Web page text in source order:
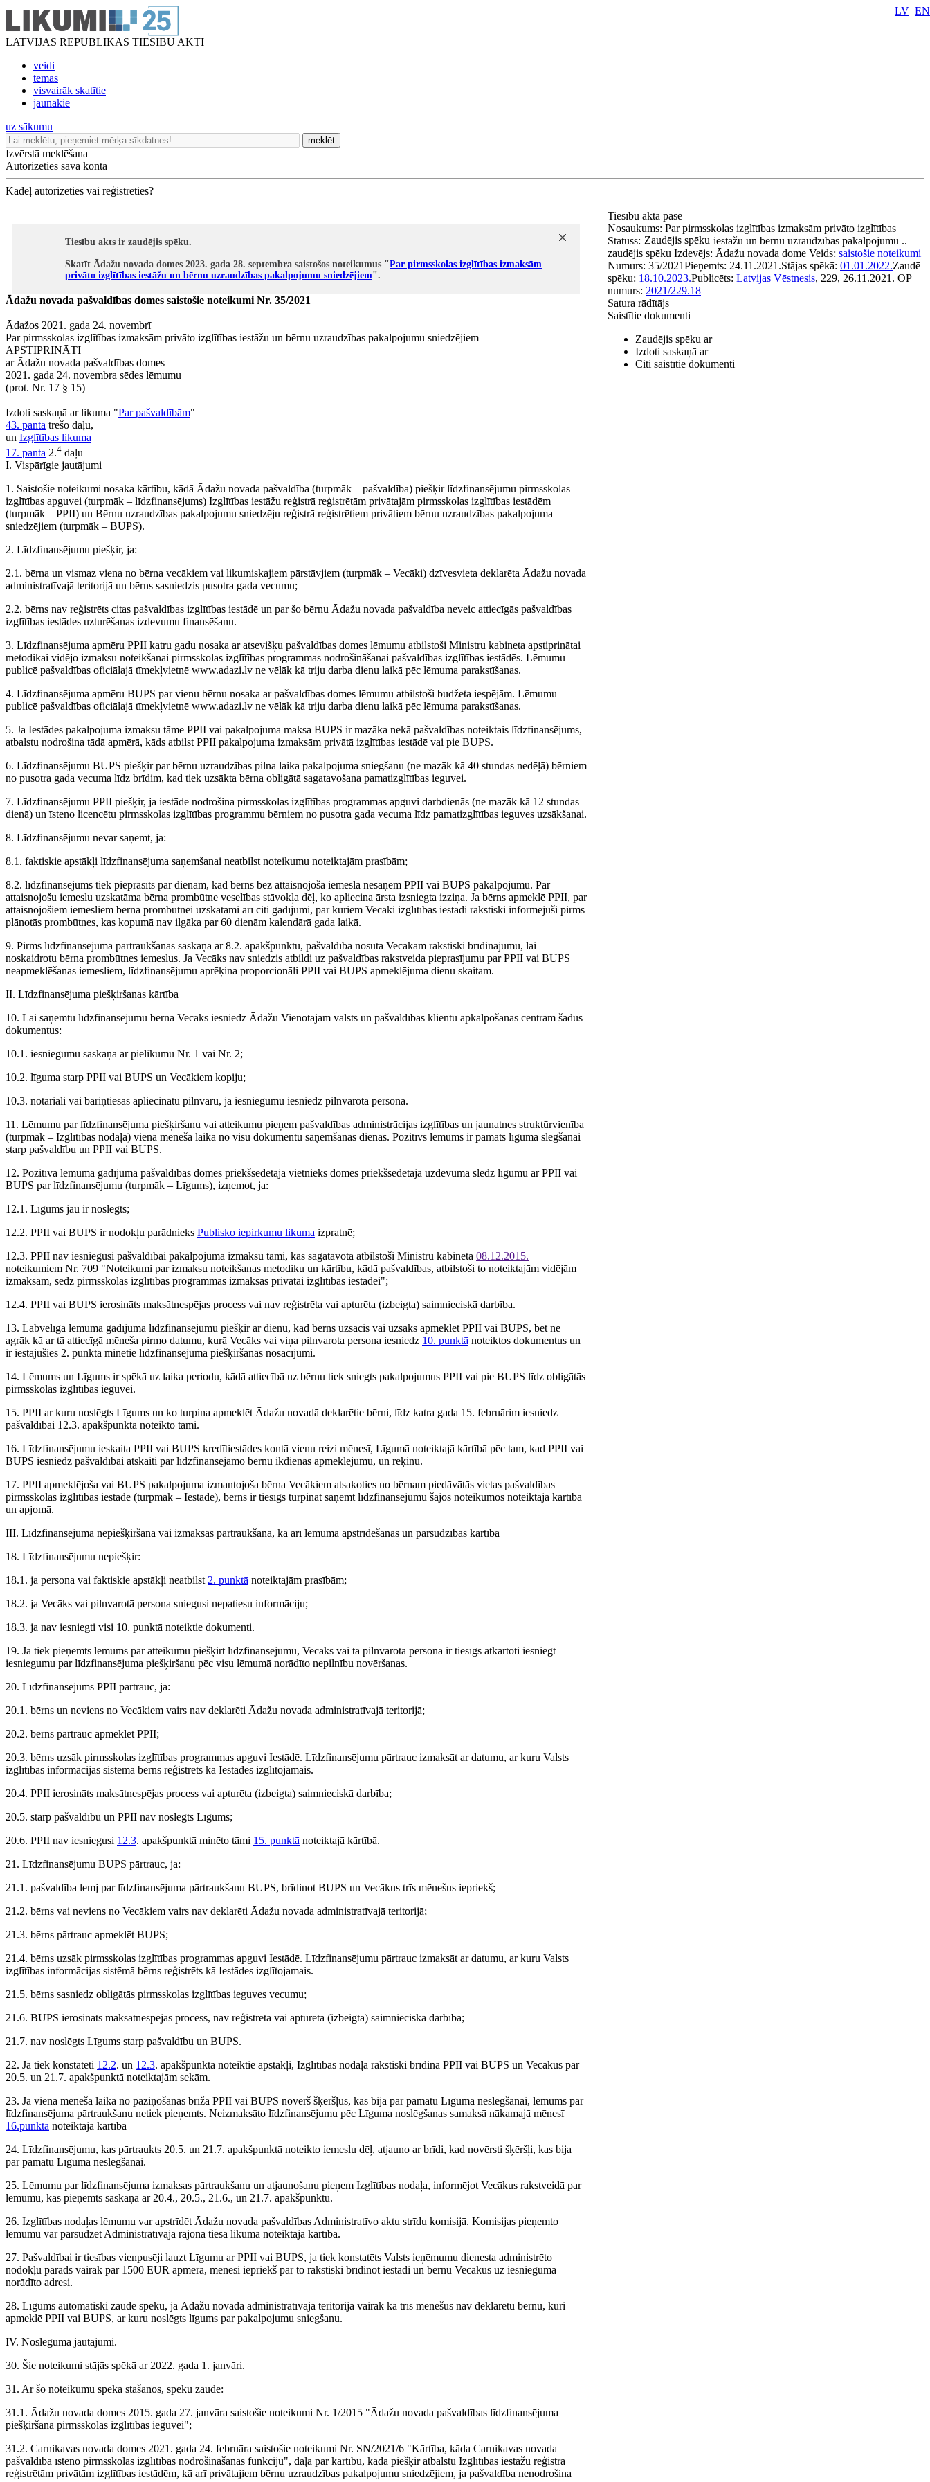
LATVIJAS REPUBLIKAS TIESĪBU AKTI
veidi
tēmas
visvairāk skatītie
jaunākie
LV EN
uz sākumu
meklēt
Izvērstā meklēšana
Autorizēties savā kontā
Kādēļ autorizēties vai reģistrēties?
Tiesību akts ir zaudējis spēku.
Skatīt Ādažu novada domes 2023. gada 28. septembra saistošos noteikumus "Par pirmsskolas izglītības izmaksām
privāto izglītības iestāžu un bērnu uzraudzības pakalpojumu sniedzējiem".
Ādažu novada pašvaldības domes saistošie noteikumi Nr. 35/2021
Ādažos 2021. gada 24. novembrī
Par pirmsskolas izglītības izmaksām privāto izglītības iestāžu un bērnu uzraudzības pakalpojumu sniedzējiem
APSTIPRINĀTI
ar Ādažu novada pašvaldības domes
2021. gada 24. novembra sēdes lēmumu
(prot. Nr. 17 § 15)
Izdoti saskaņā ar likuma "Par pašvaldībām"
43. panta trešo daļu,
un Izglītības likuma
17. panta 2.4 daļu
I. Vispārīgie jautājumi
1. Saistošie noteikumi nosaka kārtību, kādā Ādažu novada pašvaldība (turpmāk – pašvaldība) piešķir līdzfinansējumu pirmsskolas
izglītības apguvei (turpmāk – līdzfinansējums) Izglītības iestāžu reģistrā reģistrētām privātajām pirmsskolas izglītības iestādēm
(turpmāk – PPII) un Bērnu uzraudzības pakalpojumu sniedzēju reģistrā reģistrētiem privātiem bērnu uzraudzības pakalpojuma
sniedzējiem (turpmāk – BUPS).
2. Līdzfinansējumu piešķir, ja:
2.1. bērna un vismaz viena no bērna vecākiem vai likumiskajiem pārstāvjiem (turpmāk – Vecāki) dzīvesvieta deklarēta Ādažu novada
administratīvajā teritorijā un bērns sasniedzis pusotra gada vecumu;
2.2. bērns nav reģistrēts citas pašvaldības izglītības iestādē un par šo bērnu Ādažu novada pašvaldība neveic attiecīgās pašvaldības
izglītības iestādes uzturēšanas izdevumu finansēšanu.
3. Līdzfinansējuma apmēru PPII katru gadu nosaka ar atsevišķu pašvaldības domes lēmumu atbilstoši Ministru kabineta apstiprinātai
metodikai vidējo izmaksu noteikšanai pirmsskolas izglītības programmas nodrošināšanai pašvaldības izglītības iestādēs. Lēmumu
publicē pašvaldības oficiālajā tīmekļvietnē www.adazi.lv ne vēlāk kā triju darba dienu laikā pēc lēmuma parakstīšanas.
4. Līdzfinansējuma apmēru BUPS par vienu bērnu nosaka ar pašvaldības domes lēmumu atbilstoši budžeta iespējām. Lēmumu
publicē pašvaldības oficiālajā tīmekļvietnē www.adazi.lv ne vēlāk kā triju darba dienu laikā pēc lēmuma parakstīšanas.
5. Ja Iestādes pakalpojuma izmaksu tāme PPII vai pakalpojuma maksa BUPS ir mazāka nekā pašvaldības noteiktais līdzfinansējums,
atbalstu nodrošina tādā apmērā, kāds atbilst PPII pakalpojuma izmaksām privātā izglītības iestādē vai pie BUPS.
6. Līdzfinansējumu BUPS piešķir par bērnu uzraudzības pilna laika pakalpojuma sniegšanu (ne mazāk kā 40 stundas nedēļā) bērniem
no pusotra gada vecuma līdz brīdim, kad tiek uzsākta bērna obligātā sagatavošana pamatizglītības ieguvei.
7. Līdzfinansējumu PPII piešķir, ja iestāde nodrošina pirmsskolas izglītības programmas apguvi darbdienās (ne mazāk kā 12 stundas
dienā) un īsteno licencētu pirmsskolas izglītības programmu bērniem no pusotra gada vecuma līdz pamatizglītības ieguves uzsākšanai.
8. Līdzfinansējumu nevar saņemt, ja:
8.1. faktiskie apstākļi līdzfinansējuma saņemšanai neatbilst noteikumu noteiktajām prasībām;
8.2. līdzfinansējums tiek pieprasīts par dienām, kad bērns bez attaisnojoša iemesla nesaņem PPII vai BUPS pakalpojumu. Par
attaisnojošu iemeslu uzskatāma bērna prombūtne veselības stāvokļa dēļ, ko apliecina ārsta izsniegta izziņa. Ja bērns apmeklē PPII, par
attaisnojošiem iemesliem bērna prombūtnei uzskatāmi arī citi gadījumi, par kuriem Vecāki izglītības iestādi rakstiski informējuši pirms
plānotās prombūtnes, kas kopumā nav ilgāka par 60 dienām kalendārā gada laikā.
9. Pirms līdzfinansējuma pārtraukšanas saskaņā ar 8.2. apakšpunktu, pašvaldība nosūta Vecākam rakstiski brīdinājumu, lai
noskaidrotu bērna prombūtnes iemeslus. Ja Vecāks nav sniedzis atbildi uz pašvaldības rakstveida pieprasījumu par PPII vai BUPS
neapmeklēšanas iemesliem, līdzfinansējumu aprēķina proporcionāli PPII vai BUPS apmeklējuma dienu skaitam.
II. Līdzfinansējuma piešķiršanas kārtība
10. Lai saņemtu līdzfinansējumu bērna Vecāks iesniedz Ādažu Vienotajam valsts un pašvaldības klientu apkalpošanas centram šādus
dokumentus:
10.1. iesniegumu saskaņā ar pielikumu Nr. 1 vai Nr. 2;
10.2. līguma starp PPII vai BUPS un Vecākiem kopiju;
10.3. notariāli vai bāriņtiesas apliecinātu pilnvaru, ja iesniegumu iesniedz pilnvarotā persona.
11. Lēmumu par līdzfinansējuma piešķiršanu vai atteikumu pieņem pašvaldības administrācijas izglītības un jaunatnes struktūrvienība
(turpmāk – Izglītības nodaļa) viena mēneša laikā no visu dokumentu saņemšanas dienas. Pozitīvs lēmums ir pamats līguma slēgšanai
starp pašvaldību un PPII vai BUPS.
12. Pozitīva lēmuma gadījumā pašvaldības domes priekšsēdētāja vietnieks domes priekšsēdētāja uzdevumā slēdz līgumu ar PPII vai
BUPS par līdzfinansējumu (turpmāk – Līgums), izņemot, ja:
12.1. Līgums jau ir noslēgts;
12.2. PPII vai BUPS ir nodokļu parādnieks Publisko iepirkumu likuma izpratnē;
12.3. PPII nav iesniegusi pašvaldībai pakalpojuma izmaksu tāmi, kas sagatavota atbilstoši Ministru kabineta 08.12.2015.
noteikumiem Nr. 709 "Noteikumi par izmaksu noteikšanas metodiku un kārtību, kādā pašvaldības, atbilstoši to noteiktajām vidējām
izmaksām, sedz pirmsskolas izglītības programmas izmaksas privātai izglītības iestādei";
12.4. PPII vai BUPS ierosināts maksātnespējas process vai nav reģistrēta vai apturēta (izbeigta) saimnieciskā darbība.
13. Labvēlīga lēmuma gadījumā līdzfinansējumu piešķir ar dienu, kad bērns uzsācis vai uzsāks apmeklēt PPII vai BUPS, bet ne
agrāk kā ar tā attiecīgā mēneša pirmo datumu, kurā Vecāks vai viņa pilnvarota persona iesniedz 10. punktā noteiktos dokumentus un
ir iestājušies 2. punktā minētie līdzfinansējuma piešķiršanas nosacījumi.
14. Lēmums un Līgums ir spēkā uz laika periodu, kādā attiecībā uz bērnu tiek sniegts pakalpojumus PPII vai pie BUPS līdz obligātās
pirmsskolas izglītības ieguvei.
15. PPII ar kuru noslēgts Līgums un ko turpina apmeklēt Ādažu novadā deklarētie bērni, līdz katra gada 15. februārim iesniedz
pašvaldībai 12.3. apakšpunktā noteikto tāmi.
16. Līdzfinansējumu ieskaita PPII vai BUPS kredītiestādes kontā vienu reizi mēnesī, Līgumā noteiktajā kārtībā pēc tam, kad PPII vai
BUPS iesniedz pašvaldībai atskaiti par līdzfinansējamo bērnu ikdienas apmeklējumu, un rēķinu.
17. PPII apmeklējoša vai BUPS pakalpojuma izmantojoša bērna Vecākiem atsakoties no bērnam piedāvātās vietas pašvaldības
pirmsskolas izglītības iestādē (turpmāk – Iestāde), bērns ir tiesīgs turpināt saņemt līdzfinansējumu šajos noteikumos noteiktajā kārtībā
un apjomā.
III. Līdzfinansējuma nepiešķiršana vai izmaksas pārtraukšana, kā arī lēmuma apstrīdēšanas un pārsūdzības kārtība
18. Līdzfinansējumu nepiešķir:
18.1. ja persona vai faktiskie apstākļi neatbilst 2. punktā noteiktajām prasībām;
18.2. ja Vecāks vai pilnvarotā persona sniegusi nepatiesu informāciju;
18.3. ja nav iesniegti visi 10. punktā noteiktie dokumenti.
19. Ja tiek pieņemts lēmums par atteikumu piešķirt līdzfinansējumu, Vecāks vai tā pilnvarota persona ir tiesīgs atkārtoti iesniegt
iesniegumu par līdzfinansējuma piešķiršanu pēc visu lēmumā norādīto nepilnību novēršanas.
20. Līdzfinansējums PPII pārtrauc, ja:
20.1. bērns un neviens no Vecākiem vairs nav deklarēti Ādažu novada administratīvajā teritorijā;
20.2. bērns pārtrauc apmeklēt PPII;
20.3. bērns uzsāk pirmsskolas izglītības programmas apguvi Iestādē. Līdzfinansējumu pārtrauc izmaksāt ar datumu, ar kuru Valsts
izglītības informācijas sistēmā bērns reģistrēts kā Iestādes izglītojamais.
20.4. PPII ierosināts maksātnespējas process vai apturēta (izbeigta) saimnieciskā darbība;
20.5. starp pašvaldību un PPII nav noslēgts Līgums;
20.6. PPII nav iesniegusi 12.3. apakšpunktā minēto tāmi 15. punktā noteiktajā kārtībā.
21. Līdzfinansējumu BUPS pārtrauc, ja:
21.1. pašvaldība lemj par līdzfinansējuma pārtraukšanu BUPS, brīdinot BUPS un Vecākus trīs mēnešus iepriekš;
21.2. bērns vai neviens no Vecākiem vairs nav deklarēti Ādažu novada administratīvajā teritorijā;
21.3. bērns pārtrauc apmeklēt BUPS;
21.4. bērns uzsāk pirmsskolas izglītības programmas apguvi Iestādē. Līdzfinansējumu pārtrauc izmaksāt ar datumu, ar kuru Valsts
izglītības informācijas sistēmā bērns reģistrēts kā Iestādes izglītojamais.
21.5. bērns sasniedz obligātās pirmsskolas izglītības ieguves vecumu;
21.6. BUPS ierosināts maksātnespējas process, nav reģistrēta vai apturēta (izbeigta) saimnieciskā darbība;
21.7. nav noslēgts Līgums starp pašvaldību un BUPS.
22. Ja tiek konstatēti 12.2. un 12.3. apakšpunktā noteiktie apstākļi, Izglītības nodaļa rakstiski brīdina PPII vai BUPS un Vecākus par
20.5. un 21.7. apakšpunktā noteiktajām sekām.
23. Ja viena mēneša laikā no paziņošanas brīža PPII vai BUPS novērš šķēršļus, kas bija par pamatu Līguma neslēgšanai, lēmums par
līdzfinansējuma pārtraukšanu netiek pieņemts. Neizmaksāto līdzfinansējumu pēc Līguma noslēgšanas samaksā nākamajā mēnesī
16.punktā noteiktajā kārtībā
24. Līdzfinansējumu, kas pārtraukts 20.5. un 21.7. apakšpunktā noteikto iemeslu dēļ, atjauno ar brīdi, kad novērsti šķēršļi, kas bija
par pamatu Līguma neslēgšanai.
25. Lēmumu par līdzfinansējuma izmaksas pārtraukšanu un atjaunošanu pieņem Izglītības nodaļa, informējot Vecākus rakstveidā par
lēmumu, kas pieņemts saskaņā ar 20.4., 20.5., 21.6., un 21.7. apakšpunktu.
26. Izglītības nodaļas lēmumu var apstrīdēt Ādažu novada pašvaldības Administratīvo aktu strīdu komisijā. Komisijas pieņemto
lēmumu var pārsūdzēt Administratīvajā rajona tiesā likumā noteiktajā kārtībā.
27. Pašvaldībai ir tiesības vienpusēji lauzt Līgumu ar PPII vai BUPS, ja tiek konstatēts Valsts ieņēmumu dienesta administrēto
nodokļu parāds vairāk par 1500 EUR apmērā, mēnesi iepriekš par to rakstiski brīdinot iestādi un bērnu Vecākus uz iesniegumā
norādīto adresi.
28. Līgums automātiski zaudē spēku, ja Ādažu novada administratīvajā teritorijā vairāk kā trīs mēnešus nav deklarētu bērnu, kuri
apmeklē PPII vai BUPS, ar kuru noslēgts līgums par pakalpojumu sniegšanu.
IV. Noslēguma jautājumi.
30. Šie noteikumi stājās spēkā ar 2022. gada 1. janvāri.
31. Ar šo noteikumu spēkā stāšanos, spēku zaudē:
31.1. Ādažu novada domes 2015. gada 27. janvāra saistošie noteikumi Nr. 1/2015 "Ādažu novada pašvaldības līdzfinansējuma
piešķiršana pirmsskolas izglītības ieguvei";
31.2. Carnikavas novada domes 2021. gada 24. februāra saistošie noteikumi Nr. SN/2021/6 "Kārtība, kāda Carnikavas novada
pašvaldība īsteno pirmsskolas izglītības nodrošināšanas funkciju", daļā par kārtību, kādā piešķir atbalstu Izglītības iestāžu reģistrā
reģistrētām privātām izglītības iestādēm, kā arī privātajiem bērnu uzraudzības pakalpojumu sniedzējiem, ja pašvaldība nenodrošina
Tiesību akta pase
Nosaukums: Par pirmsskolas izglītības izmaksām privāto izglītības
iestāžu un bērnu uzraudzības pakalpojumu ..
Statuss: Zaudējis spēku
zaudējis spēku Izdevējs: Ādažu novada dome Veids: saistošie noteikumi
Numurs: 35/2021Pieņemts: 24.11.2021.Stājas spēkā: 01.01.2022.Zaudē
spēku: 18.10.2023.Publicēts: Latvijas Vēstnesis, 229, 26.11.2021. OP
numurs: 2021/229.18
Satura rādītājs
Saistītie dokumenti
Zaudējis spēku ar
Izdoti saskaņā ar
Citi saistītie dokumenti